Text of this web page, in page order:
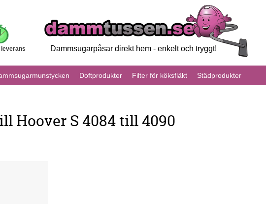
Dammsugarpåsar direkt hem - enkelt och tryggt!
leverans
Doftprodukter Filter för köksfläkt Städprodukter
Hoover S 4084 till 4090